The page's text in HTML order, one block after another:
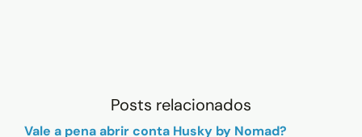
Posts relacionados
Vale a pena abrir conta Husky by Nomad?